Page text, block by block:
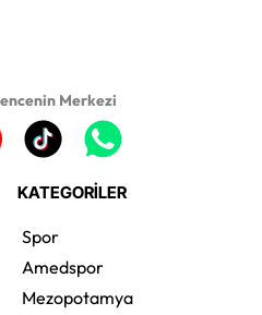
Merkezi
KATEGORİLER
Spor
Amedspor
Mezopotamya